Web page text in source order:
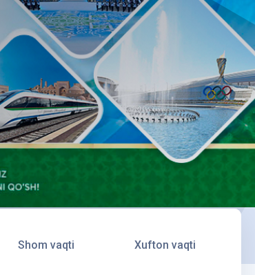
Shom vaqti Xufton vaqti